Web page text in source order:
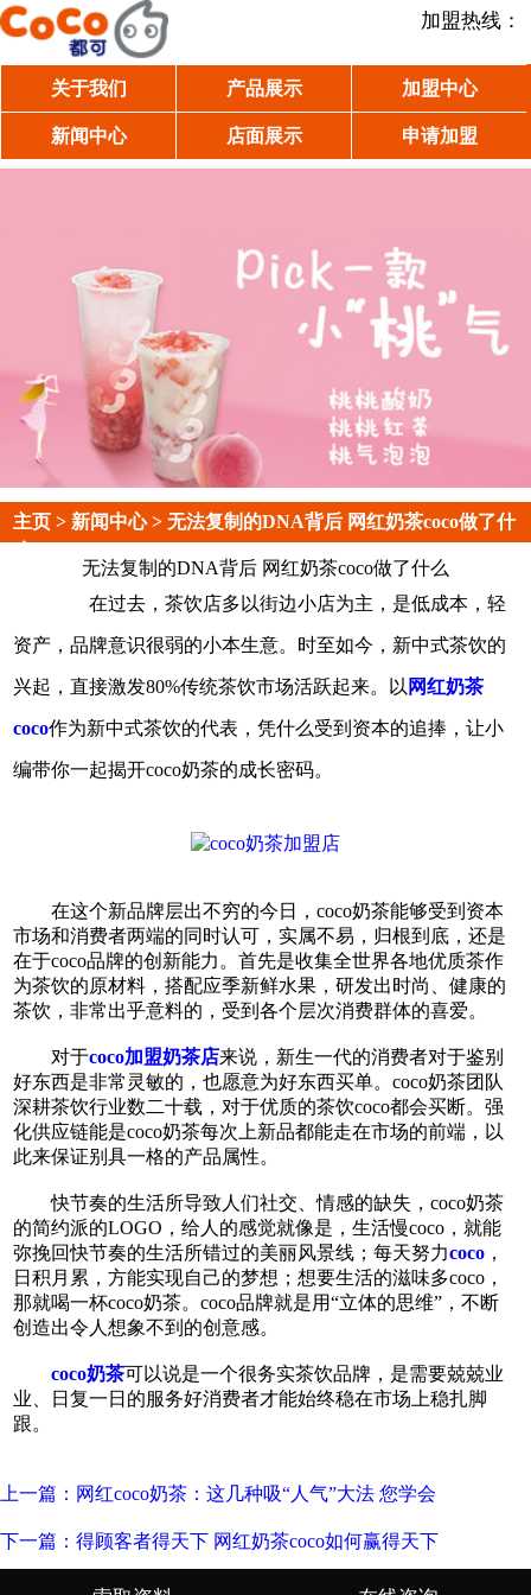
加盟热线：
关于我们 产品展示 加盟中心
新闻中心 店面展示 申请加盟
主页 > 新闻中心> 无法复制的DNA背后 网红奶茶coco做了什
无法复制的DNA背后 网红奶茶coco做了什么
在过去，茶饮店多以街边小店为主，是低成本，轻
资产，品牌意识很弱的小本生意。时至如今，新中式茶饮的
兴起，直接激发80%传统茶饮市场活跃起来。以 网红奶茶
coco作为新中式茶饮的代表，凭什么受到资本的追捧，让小
编带你一起揭开coco奶茶的成长密码。
在这个新品牌层出不穷的今日，coco奶茶能够受到资本
市场和消费者两端的同时认可，实属不易，归根到底，还是
在于coco品牌的创新能力。首先是收集全世界各地优质茶作
为茶饮的原材料，搭配应季新鲜水果，研发出时尚、健康的
茶饮，非常出乎意料的，受到各个层次消费群体的喜爱。
对于coco加盟奶茶店来说，新生一代的消费者对于鉴别
好东西是非常灵敏的，也愿意为好东西买单。coco奶茶团队
深耕茶饮行业数二十载，对于优质的茶饮coco都会买断。强
化供应链能是coco奶茶每次上新品都能走在市场的前端，以
此来保证别具一格的产品属性。
快节奏的生活所导致人们社交、情感的缺失，coco奶茶
的简约派的LOGO，给人的感觉就像是，生活慢coco，就能
弥挽回快节奏的生活所错过的美丽风景线；每天努力coco ，
日积月累，方能实现自己的梦想；想要生活的滋味多coco，
那就喝一杯coco奶茶。coco品牌就是用“立体的思维”，不断
创造出令人想象不到的创意感。
coco奶茶可以说是一个很务实茶饮品牌，是需要兢兢业
业、日复一日的服务好消费者才能始终稳在市场上稳扎脚
跟。
上一篇：网红coco奶茶：这几种吸“人气”大法 您学会
下一篇：得顾客者得天下 网红奶茶coco如何赢得天下